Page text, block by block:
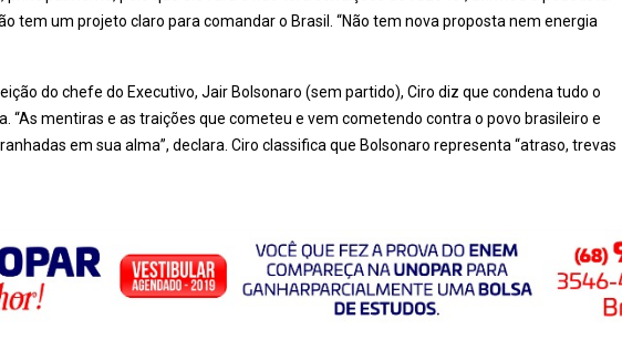
tem um projeto claro para comandar o Brasil. “Não tem nova proposta nem energia
do chefe do Executivo, Jair Bolsonaro (sem partido), Ciro diz que condena tudo o
“As mentiras e as traições que cometeu e vem cometendo contra o povo brasileiro e
em sua alma”, declara. Ciro classifica que Bolsonaro representa “atraso, trevas